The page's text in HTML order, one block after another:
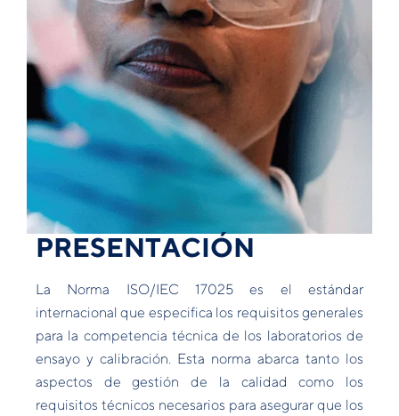
PRESENTACIÓN
La Norma ISO/IEC 17025 es el estándar
internacional que especifica los requisitos generales
para la competencia técnica de los laboratorios de
ensayo y calibración. Esta norma abarca tanto los
aspectos de gestión de la calidad como los
requisitos técnicos necesarios para asegurar que los